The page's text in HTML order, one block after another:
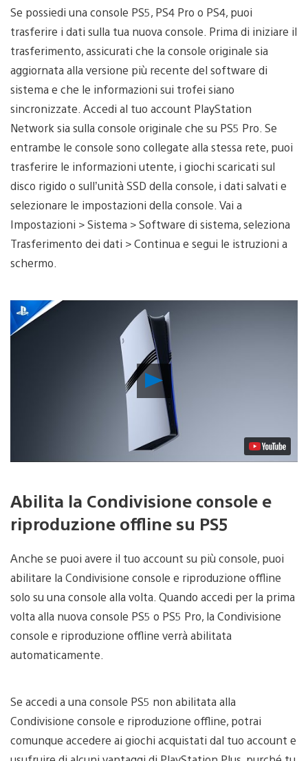
Se possiedi una console PS5, PS4 Pro o PS4, puoi
trasferire i dati sulla tua nuova console. Prima di iniziare il
trasferimento, assicurati che la console originale sia
aggiornata alla versione più recente del software di
sistema e che le informazioni sui trofei siano
sincronizzate. Accedi al tuo account PlayStation
Network sia sulla console originale che su PS5 Pro. Se
entrambe le console sono collegate alla stessa rete, puoi
trasferire le informazioni utente, i giochi scaricati sul
disco rigido o sull’unità SSD della console, i dati salvati e
selezionare le impostazioni della console. Vai a
Impostazioni > Sistema > Software di sistema, seleziona
Trasferimento dei dati > Continua e segui le istruzioni a
schermo.
Riproduci
video
Abilita la Condivisione console e
riproduzione offline su PS5
Anche se puoi avere il tuo account su più console, puoi
abilitare la Condivisione console e riproduzione offline
solo su una console alla volta. Quando accedi per la prima
volta alla nuova console PS5 o PS5 Pro, la Condivisione
console e riproduzione offline verrà abilitata
automaticamente.
Se accedi a una console PS5 non abilitata alla
Condivisione console e riproduzione offline, potrai
comunque accedere ai giochi acquistati dal tuo account e